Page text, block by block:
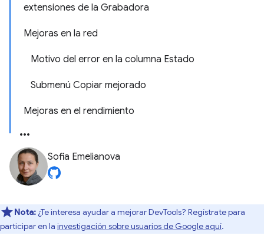
extensiones de la Grabadora
Mejoras en la red
Motivo del error en la columna Estado
Submenú Copiar mejorado
Mejoras en el rendimiento
Sofia Emelianova
Nota: ¿Te interesa ayudar a mejorar DevTools? Regístrate para
participar en la investigación sobre usuarios de Google aquí.